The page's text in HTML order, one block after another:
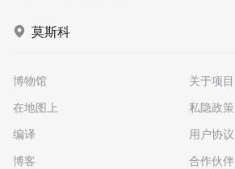
莫斯科
博物馆
在地图上
编译
博客
关于项目
私隐政策
用户协议
合作伙伴